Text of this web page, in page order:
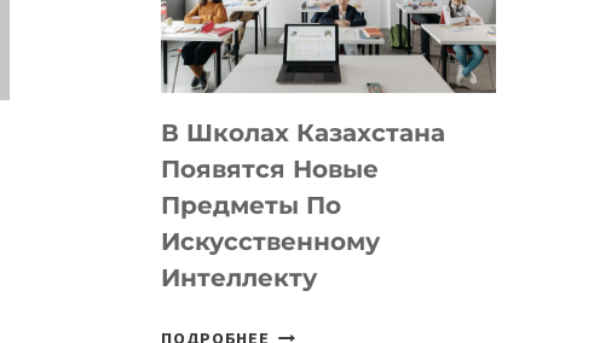
MOST
—
МЕЖДУНАРОДНУЮ
ДЛЯ
ТЕХНОЛОГИЧЕСКИХ
СТАРТАПОВ
В Школах Казахстана
Появятся Новые
Предметы По
Искусственному
Интеллекту
ПОДРОБНЕЕ